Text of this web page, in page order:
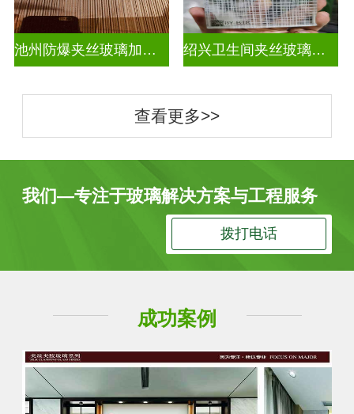
池州防爆夹丝玻璃加工厂 绍兴卫生间夹丝玻璃多少钱
查看更多>>
我们—专注于玻璃解决方案与工程服务
拨打电话
成功案例